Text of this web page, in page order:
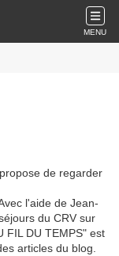
MENU
de regarder
l'aide de Jean-
du CRV sur
FIL DU TEMPS" est
articles du blog.